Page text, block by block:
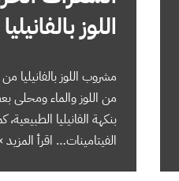
اللوز
مشروب اللوز
من اللوز والماء
بنكهة الفانيليا
الفيتامينات… اقرأ المزيد